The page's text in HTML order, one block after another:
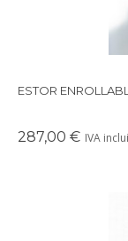
ESTOR
287,00 € IVA